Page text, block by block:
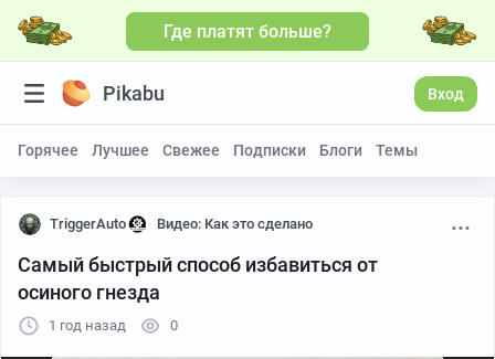
Где платят больше?
Pikabu Вход
Горячее Лучшее Свежее Подписки Блоги Темы
TriggerAuto Видео: Как это сделано
Самый быстрый способ избавиться от
осиного гнезда
1 год назад 0
Больше видео